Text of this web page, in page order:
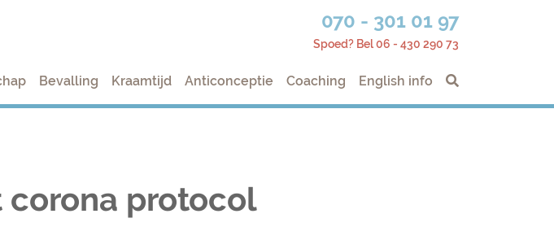
070 - 301 01 97
Spoed? Bel 06 - 430 290 73
Bevalling Kraamtijd Anticonceptie Coaching English info
corona protocol